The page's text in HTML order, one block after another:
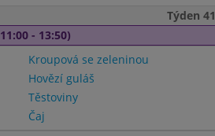
Týden 41
- 13:50)
Kroupová se zeleninou
Hovězí guláš
Těstoviny
Čaj